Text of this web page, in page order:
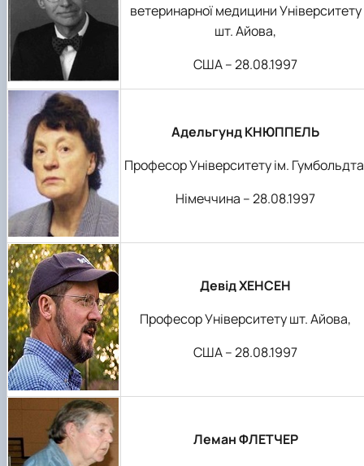
ветеринарної медицини Університету
шт. Айова,
США – 28.08.1997
Адельгунд КНЮППЕЛЬ
Професор Університету ім.
Німеччина – 28.08.1997
Девід ХЕНСЕН
Професор Університету шт. Айова,
США – 28.08.1997
Леман ФЛЕТЧЕР